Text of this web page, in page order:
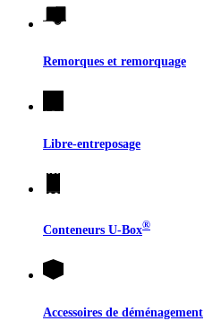
Remorques et remorquage
Libre-entreposage
Conteneurs U-Box®
Accessoires de déménagement